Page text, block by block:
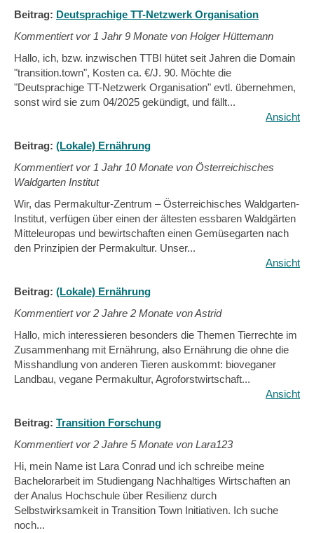
Beitrag: Deutsprachige TT-Netzwerk Organisation
Kommentiert vor 1 Jahr 9 Monate von Holger Hüttemann
Hallo, ich, bzw. inzwischen TTBI hütet seit Jahren die Domain
"transition.town", Kosten ca. €/J. 90. Möchte die
"Deutsprachige TT-Netzwerk Organisation" evtl. übernehmen,
sonst wird sie zum 04/2025 gekündigt, und fällt...
Ansicht
Beitrag: (Lokale) Ernährung
Kommentiert vor 1 Jahr 10 Monate von Österreichisches
Waldgarten Institut
Wir, das Permakultur-Zentrum – Österreichisches Waldgarten-
Institut, verfügen über einen der ältesten essbaren Waldgärten
Mitteleuropas und bewirtschaften einen Gemüsegarten nach
den Prinzipien der Permakultur. Unser...
Ansicht
Beitrag: (Lokale) Ernährung
Kommentiert vor2 Jahre 2 Monate von Astrid
Hallo, mich interessieren besonders die Themen Tierrechte im
Zusammenhang mit Ernährung, also Ernährung die ohne die
Misshandlung von anderen Tieren auskommt: bioveganer
Landbau, vegane Permakultur, Agroforstwirtschaft...
Ansicht
Beitrag: Transition Forschung
Kommentiert vor2 Jahre 5 Monate von Lara123
Hi, mein Name ist Lara Conrad und ich schreibe meine
Bachelorarbeit im Studiengang Nachhaltiges Wirtschaften an
der Analus Hochschule über Resilienz durch
Selbstwirksamkeit in Transition Town Initiativen. Ich suche
noch...